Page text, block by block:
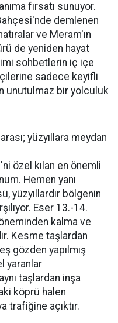
fırsatı sunuyor.
demlenen
ve Meram'ın
de yeniden hayat
sohbetlerin iç içe
sadece keyifli
unutulmaz bir yolculuk
yüzyıllara meydan
özel kılan en önemli
Hemen yanı
yüzyıllardır bölgenin
Eser 13.-14.
kalma ve
Kesme taşlardan
gözden yapılmış
yaranlar
taşlardan inşa
köprü halen
trafiğine açıktır.